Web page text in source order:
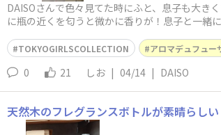
DAISOさんで色々見てた時にふと、息子も大き
に瓶の近くを匂うと微かに香りが！息子と一緒
TOKYOGIRLSCOLLECTION アロマデュフュー
0 21 しお | 04/14 | DAISO
天然木のフレグランスボトルが素晴らしい